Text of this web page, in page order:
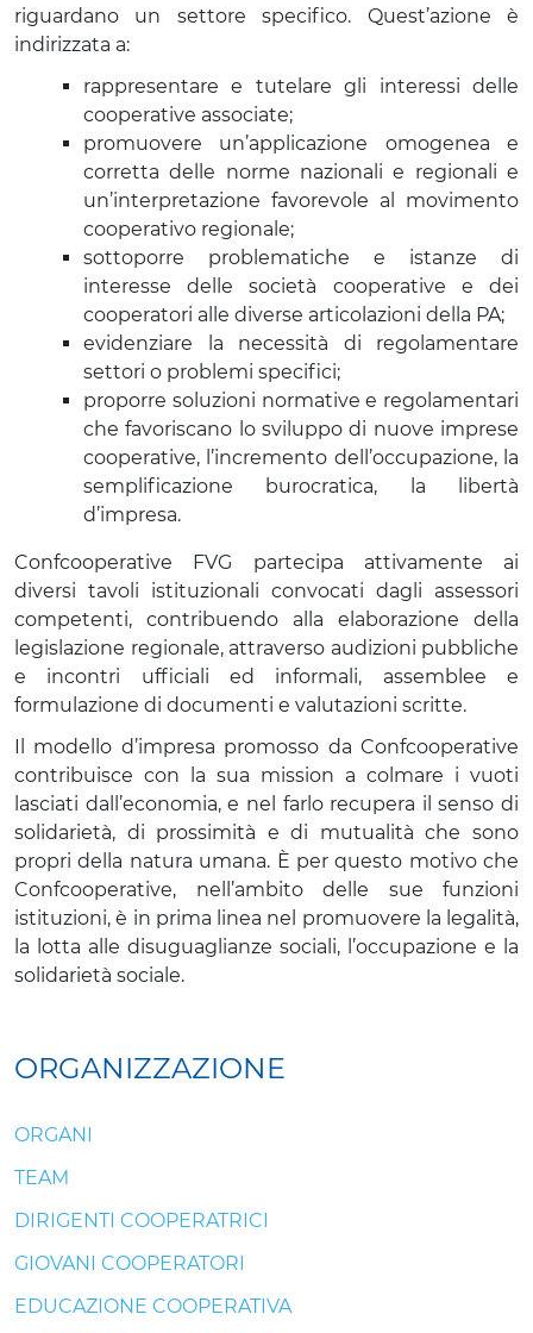
riguardano un settore specifico. Quest’azione è
indirizzata a:
rappresentare e tutelare gli interessi delle
cooperative associate;
promuovere un’applicazione omogenea e
corretta delle norme nazionali e regionali e
un’interpretazione favorevole al movimento
cooperativo regionale;
sottoporre problematiche e istanze di
interesse delle società cooperative e dei
cooperatori alle diverse articolazioni della PA;
evidenziare la necessità di regolamentare
settori o problemi specifici;
proporre soluzioni normative e regolamentari
che favoriscano lo sviluppo di nuove imprese
cooperative, l’incremento dell’occupazione, la
semplificazione burocratica, la libertà
d’impresa.
Confcooperative FVG partecipa attivamente ai
diversi tavoli istituzionali convocati dagli assessori
competenti, contribuendo alla elaborazione della
legislazione regionale, attraverso audizioni pubbliche
e incontri ufficiali ed informali, assemblee e
formulazione di documenti e valutazioni scritte.
Il modello d’impresa promosso da Confcooperative
contribuisce con la sua mission a colmare i vuoti
lasciati dall’economia, e nel farlo recupera il senso di
solidarietà, di prossimità e di mutualità che sono
propri della natura umana. È per questo motivo che
Confcooperative, nell’ambito delle sue funzioni
istituzioni, è in prima linea nel promuovere la legalità,
la lotta alle disuguaglianze sociali, l’occupazione e la
solidarietà sociale.
ORGANIZZAZIONE
ORGANI
TEAM
DIRIGENTI COOPERATRICI
GIOVANI COOPERATORI
EDUCAZIONE COOPERATIVA